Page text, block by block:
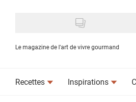
Le magazine de l'art de vivre gourmand
Recettes Inspirations